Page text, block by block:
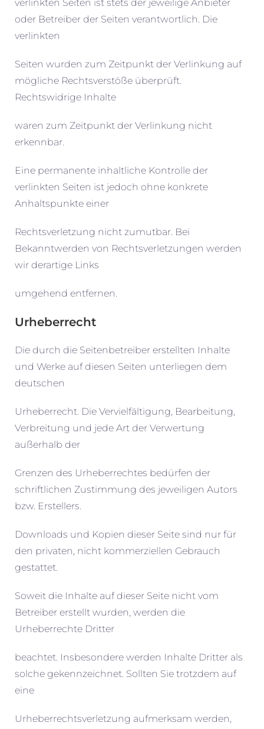
verlinkten Seiten ist stets der jeweilige Anbieter
oder Betreiber der Seiten verantwortlich. Die
verlinkten
Seiten wurden zum Zeitpunkt der Verlinkung auf
mögliche Rechtsverstöße überprüft.
Rechtswidrige Inhalte
waren zum Zeitpunkt der Verlinkung nicht
erkennbar.
Eine permanente inhaltliche Kontrolle der
verlinkten Seiten ist jedoch ohne konkrete
Anhaltspunkte einer
Rechtsverletzung nicht zumutbar. Bei
Bekanntwerden von Rechtsverletzungen werden
wir derartige Links
umgehend entfernen.
Urheberrecht
Die durch die Seitenbetreiber erstellten Inhalte
und Werke auf diesen Seiten unterliegen dem
deutschen
Urheberrecht. Die Vervielfältigung, Bearbeitung,
Verbreitung und jede Art der Verwertung
außerhalb der
Grenzen des Urheberrechtes bedürfen der
schriftlichen Zustimmung des jeweiligen Autors
bzw. Erstellers.
Downloads und Kopien dieser Seite sind nur für
den privaten, nicht kommerziellen Gebrauch
gestattet.
Soweit die Inhalte auf dieser Seite nicht vom
Betreiber erstellt wurden, werden die
Urheberrechte Dritter
beachtet. Insbesondere werden Inhalte Dritter als
solche gekennzeichnet. Sollten Sie trotzdem auf
eine
Urheberrechtsverletzung aufmerksam werden,